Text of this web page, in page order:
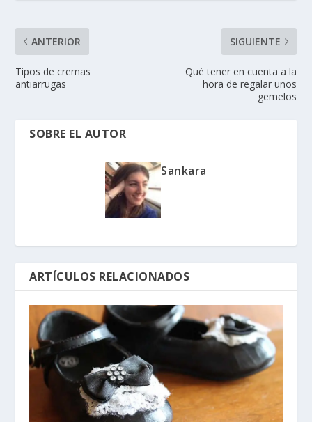
ANTERIOR
Tipos de cremas
antiarrugas
SIGUIENTE
Qué tener en cuenta a la
hora de regalar unos
gemelos
SOBRE EL AUTOR
Sankara
ARTÍCULOS RELACIONADOS